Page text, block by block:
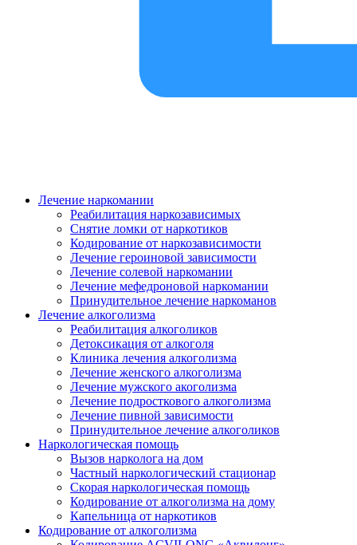
Лечение наркомании
Реабилитация наркозависимых
Снятие ломки от наркотиков
Кодирование от наркозависимости
Лечение героиновой зависимости
Лечение солевой наркомании
Лечение мефедроновой наркомании
Принудительное лечение наркоманов
Лечение алкоголизма
Реабилитация алкоголиков
Детоксикация от алкоголя
Клиника лечения алкоголизма
Лечение женского алкоголизма
Лечение мужского акоголизма
Лечение подросткового алкоголизма
Лечение пивной зависимости
Принудительное лечение алкоголиков
Наркологическая помощь
Вызов нарколога на дом
Частный наркологический стационар
Скорая наркологическая помощь
Кодирование от алкоголизма на дому
Капельница от наркотиков
Кодирование от алкоголизма